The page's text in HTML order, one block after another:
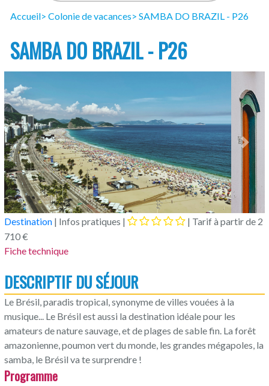
brochure
Accueil Colonie de vacances SAMBA DO BRAZIL - P26
SAMBA DO BRAZIL - P26
Previous Next
Destination | Infos pratiques |
| Tarif à partir de 2
710 €
Fiche technique
DESCRIPTIF DU SÉJOUR
Le Brésil, paradis tropical, synonyme de villes vouées à la
musique... Le Brésil est aussi la destination idéale pour les
amateurs de nature sauvage, et de plages de sable fin. La forêt
amazonienne, poumon vert du monde, les grandes mégapoles, la
samba, le Brésil va te surprendre !
Programme